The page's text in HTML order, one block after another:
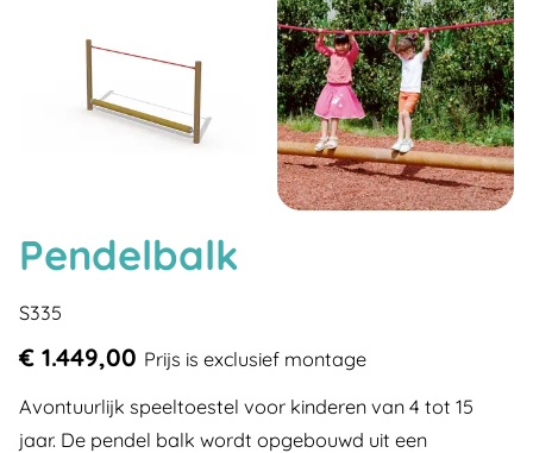
Pendelbalk
S335
€ 1.449,00 Prijs is exclusief montage
Avontuurlijk speeltoestel voor kinderen van 4 tot 15
jaar. De pendel balk wordt opgebouwd uit een